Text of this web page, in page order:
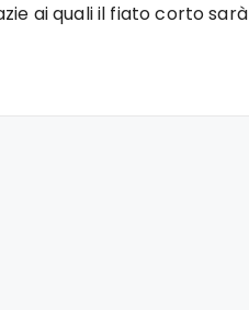
ai quali il fiato corto sarà